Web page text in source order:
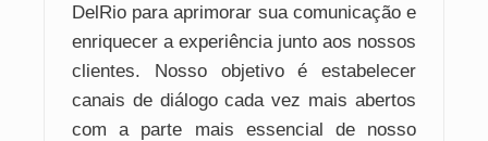
DelRio para aprimorar sua comunicação e
enriquecer a experiência junto aos nossos
clientes. Nosso objetivo é estabelecer
canais de diálogo cada vez mais abertos
com a parte mais essencial de nosso